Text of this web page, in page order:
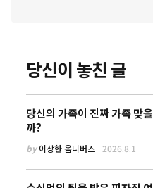
당신이 놓친 글
당신의 가족이 진짜 가족 맞을
까?
by이상한 옴니버스 2026.8.1